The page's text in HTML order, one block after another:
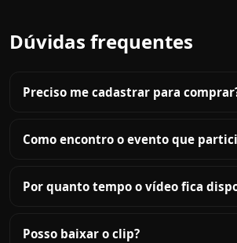
Dúvidas frequentes
Preciso me cadastrar para
Como encontro o evento que
Por quanto tempo o vídeo fica
Posso baixar o clip?